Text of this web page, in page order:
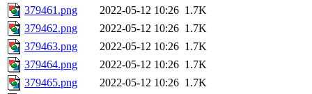
379461.png
2022-05-12 10:26 1.7K
379462.png
2022-05-12 10:26 1.7K
379463.png
2022-05-12 10:26 1.7K
379464.png
2022-05-12 10:26 1.7K
379465.png
2022-05-12 10:26 1.7K